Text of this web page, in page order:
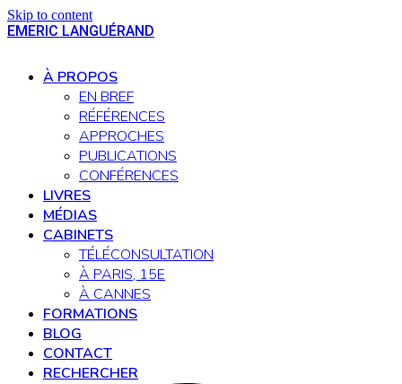
Skip to content
EMERIC LANGUÉRAND
menu
menu
À PROPOS
EN BREF
RÉFÉRENCES
APPROCHES
PUBLICATIONS
CONFÉRENCES
LIVRES
MÉDIAS
CABINETS
TÉLÉCONSULTATION
À PARIS, 15E
À CANNES
FORMATIONS
BLOG
CONTACT
RECHERCHER